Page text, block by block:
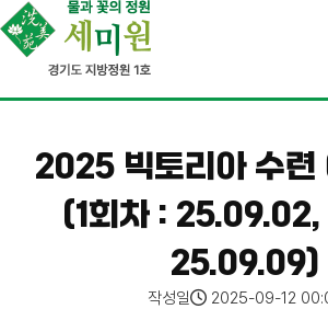
2025 빅토리아 수련
(1회차 : 25.09.02,
25.09.09)
작성일 2025-09-12